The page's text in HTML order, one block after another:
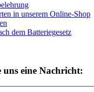
in unserem Online-Shop
dem Batteriegesetz
uns eine Nachricht: